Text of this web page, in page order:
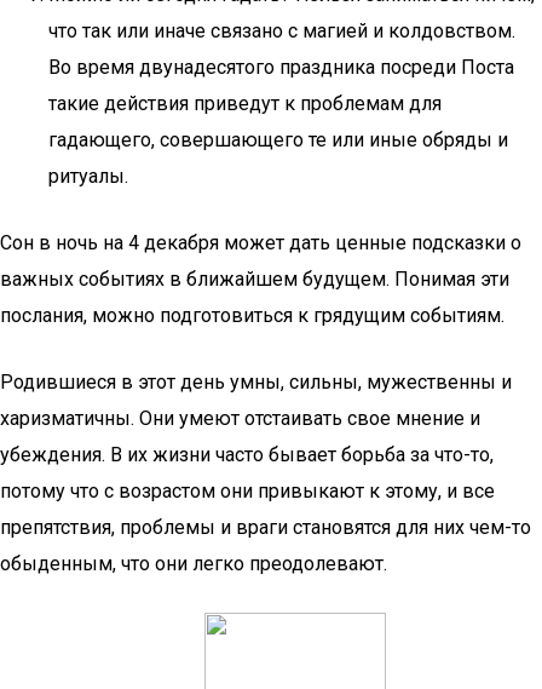
что так или иначе связано с магией и колдовством.
Во время двунадесятого праздника посреди Поста
такие действия приведут к проблемам для
гадающего, совершающего те или иные обряды и
ритуалы.
Сон в ночь на 4 декабря может дать ценные подсказки о
важных событиях в ближайшем будущем. Понимая эти
послания, можно подготовиться к грядущим событиям.
Родившиеся в этот день умны, сильны, мужественны и
харизматичны. Они умеют отстаивать свое мнение и
убеждения. В их жизни часто бывает борьба за что-то,
потому что с возрастом они привыкают к этому, и все
препятствия, проблемы и враги становятся для них чем-то
обыденным, что они легко преодолевают.